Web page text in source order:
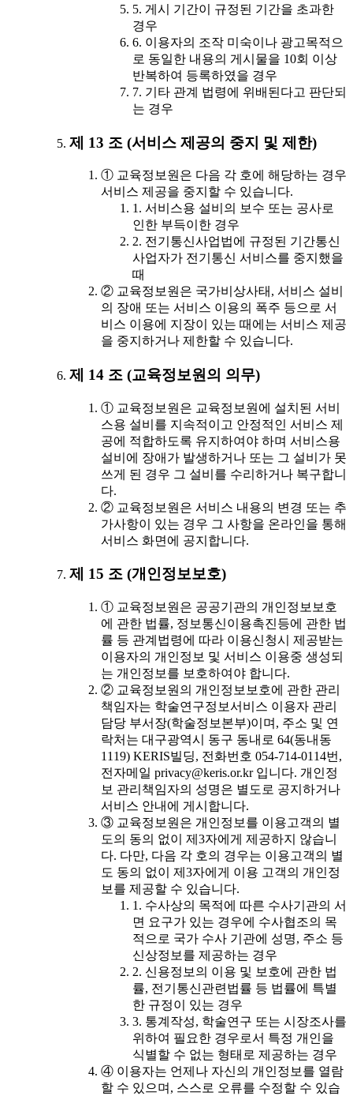
5. 게시 기간이 규정된 기간을 초과한
경우
6. 이용자의 조작 미숙이나 광고목적으
로 동일한 내용의 게시물을 10회 이상
반복하여 등록하였을 경우
7. 기타 관계 법령에 위배된다고 판단되
는 경우
제 13 조 (서비스 제공의 중지 및 제한)
① 교육정보원은 다음 각 호에 해당하는 경우
서비스 제공을 중지할 수 있습니다.
1. 서비스용 설비의 보수 또는 공사로
인한 부득이한 경우
2. 전기통신사업법에 규정된 기간통신
사업자가 전기통신 서비스를 중지했을
때
② 교육정보원은 국가비상사태, 서비스 설비
의 장애 또는 서비스 이용의 폭주 등으로 서
비스 이용에 지장이 있는 때에는 서비스 제공
을 중지하거나 제한할 수 있습니다.
제 14 조 (교육정보원의 의무)
① 교육정보원은 교육정보원에 설치된 서비
스용 설비를 지속적이고 안정적인 서비스 제
공에 적합하도록 유지하여야 하며 서비스용
설비에 장애가 발생하거나 또는 그 설비가 못
쓰게 된 경우 그 설비를 수리하거나 복구합니
다.
② 교육정보원은 서비스 내용의 변경 또는 추
가사항이 있는 경우 그 사항을 온라인을 통해
서비스 화면에 공지합니다.
제 15 조 (개인정보보호)
① 교육정보원은 공공기관의 개인정보보호
에 관한 법률, 정보통신이용촉진등에 관한 법
률 등 관계법령에 따라 이용신청시 제공받는
이용자의 개인정보 및 서비스 이용중 생성되
는 개인정보를 보호하여야 합니다.
② 교육정보원의 개인정보보호에 관한 관리
책임자는 학술연구정보서비스 이용자 관리
담당 부서장(학술정보본부)이며, 주소 및 연
락처는 대구광역시 동구 동내로 64(동내동
1119) KERIS빌딩, 전화번호 054-714-0114번,
전자메일 privacy@keris.or.kr 입니다. 개인정
보 관리책임자의 성명은 별도로 공지하거나
서비스 안내에 게시합니다.
③ 교육정보원은 개인정보를 이용고객의 별
도의 동의 없이 제3자에게 제공하지 않습니
다. 다만, 다음 각 호의 경우는 이용고객의 별
도 동의 없이 제3자에게 이용 고객의 개인정
보를 제공할 수 있습니다.
1. 수사상의 목적에 따른 수사기관의 서
면 요구가 있는 경우에 수사협조의 목
적으로 국가 수사 기관에 성명, 주소 등
신상정보를 제공하는 경우
2. 신용정보의 이용 및 보호에 관한 법
률, 전기통신관련법률 등 법률에 특별
한 규정이 있는 경우
3. 통계작성, 학술연구 또는 시장조사를
위하여 필요한 경우로서 특정 개인을
식별할 수 없는 형태로 제공하는 경우
④ 이용자는 언제나 자신의 개인정보를 열람
할 수 있으며, 스스로 오류를 수정할 수 있습